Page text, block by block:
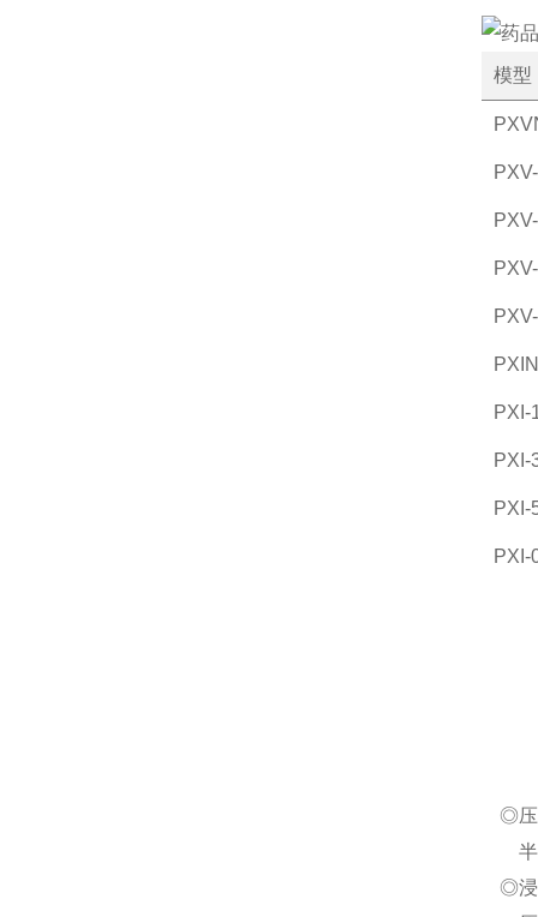
模型
PXI-
PXI-
PXI-
PXI-
◎压
半
◎浸